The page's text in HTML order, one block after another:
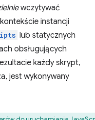
wczytywać
instancji
lub statycznych
obsługujących
każdy skrypt,
jest wykonywany